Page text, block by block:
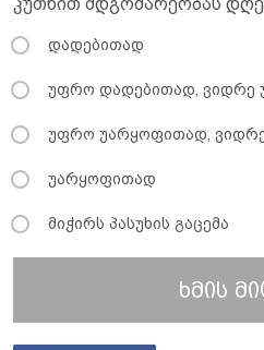
დადებითად
უფრო დადებითად, ვიდრე
უფრო უარყოფითად,
უარყოფითად
მიჭირს პასუხის გაცემა
ხმის